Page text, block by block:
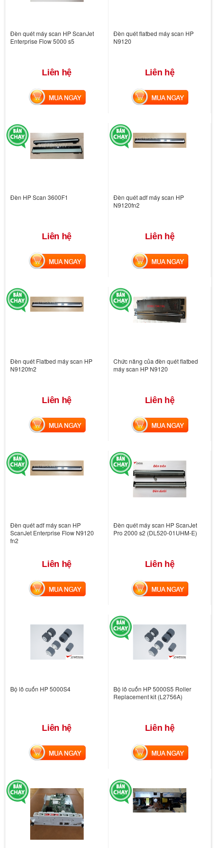
Đèn quét máy scan HP ScanJet
Enterprise Flow 5000 s5
Liên hệ
MUA NGAY
Đèn quét flatbed máy scan HP
N9120
Liên hệ
MUA NGAY
Đèn HP Scan 3600F1
Liên hệ
MUA NGAY
Đèn quét adf máy scan HP
N9120fn2
Liên hệ
MUA NGAY
Đèn quét Flatbed máy scan HP
N9120fn2
Liên hệ
MUA NGAY
Chức năng của đèn quét flatbed
máy scan HP N9120
Liên hệ
MUA NGAY
Đèn quét adf máy scan HP
ScanJet Enterprise Flow N9120
fn2
Liên hệ
MUA NGAY
Đèn quét máy scan HP ScanJet
Pro 2000 s2 (DL520-01UHM-E)
Liên hệ
MUA NGAY
Bộ lô cuốn HP 5000S4
Liên hệ
MUA NGAY
Bộ lô cuốn HP 5000S5 Roller
Replacement kit (L2756A)
Liên hệ
MUA NGAY